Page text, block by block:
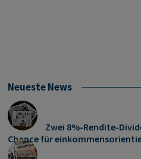
Neueste News
Zwei 8%-Rendite-
Chance für